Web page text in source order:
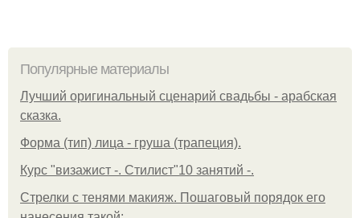
Популярные материалы
Лучший оригинальный сценарий свадьбы - арабская
сказка.
Форма (тип) лица - груша (трапеция).
Курс "визажист -. Стилист"10 занятий -.
Стрелки с тенями макияж. Пошаговый порядок его